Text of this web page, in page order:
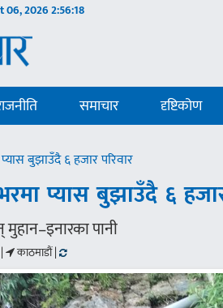
06, 20262:56:19
समाचार दृष्टिकोण
बुझाउँदै ६ हजार परिवार
प्यास बुझाउँदै ६
पानी
काठमाडौं |